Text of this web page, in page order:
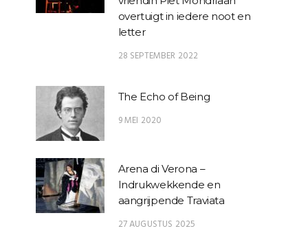
overtuigt in iedere noot en
letter
28 SEPTEMBER 2022
The Echo of Being
9 MEI 2020
Arena di Verona –
Indrukwekkende en
aangrijpende Traviata
27 AUGUSTUS 2025